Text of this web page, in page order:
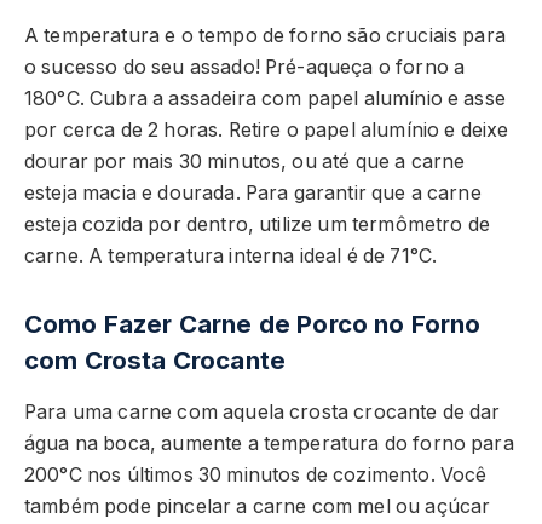
A temperatura e o tempo de forno são cruciais para
o sucesso do seu assado! Pré-aqueça o forno a
180°C. Cubra a assadeira com papel alumínio e asse
por cerca de 2 horas. Retire o papel alumínio e deixe
dourar por mais 30 minutos, ou até que a carne
esteja macia e dourada. Para garantir que a carne
esteja cozida por dentro, utilize um termômetro de
carne. A temperatura interna ideal é de 71°C.
Como Fazer Carne de Porco no Forno
com Crosta Crocante
Para uma carne com aquela crosta crocante de dar
água na boca, aumente a temperatura do forno para
200°C nos últimos 30 minutos de cozimento. Você
também pode pincelar a carne com mel ou açúcar